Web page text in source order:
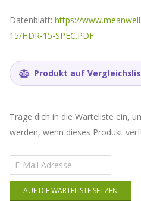
Datenblatt: https://
15/HDR-15-SPEC.PDF
Produkt auf
Trage dich in die Warteliste ein,
werden, wenn dieses Produkt
Gib
deine
E-
Mail-AUF DIE WARTELISTE SETZEN